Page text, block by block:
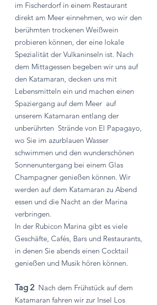
im Fischerdorf in einem Restaurant
direkt am Meer einnehmen, wo wir den
berühmten trockenen Weißwein
probieren können, der eine lokale
Spezialität der Vulkaninseln ist. Nach
dem Mittagessen begeben wir uns auf
den Katamaran, decken uns mit
Lebensmitteln ein und machen einen
Spaziergang auf dem Meer auf
unserem Katamaran entlang der
unberührten Strände von El Papagayo,
wo Sie im azurblauen Wasser
schwimmen und den wunderschönen
Sonnenuntergang bei einem Glas
Champagner genießen können. Wir
werden auf dem Katamaran zu Abend
essen und die Nacht an der Marina
verbringen.
In der Rubicon Marina gibt es viele
Geschäfte, Cafés, Bars und Restaurants,
in denen Sie abends einen Cocktail
genießen und Musik hören können.
Tag 2 Nach dem Frühstück auf dem
Katamaran fahren wir zur Insel Los